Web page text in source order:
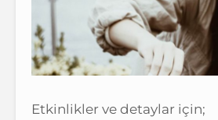
Etkinlikler ve detaylar için;